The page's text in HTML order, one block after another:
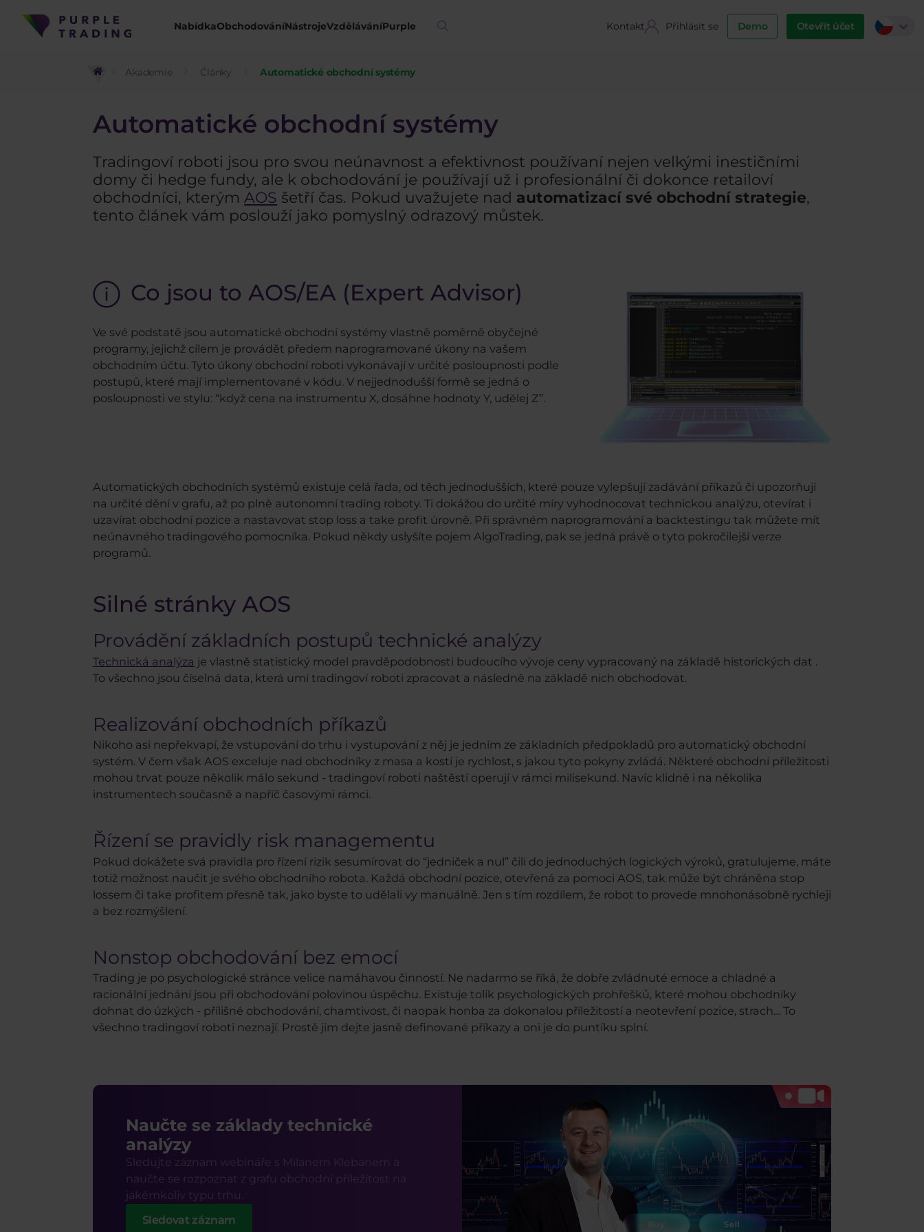
NabídkaObchodováníNástrojeVzděláváníPurple Kontakt Přihlásit se Demo Otevřít účet
Akademie Články Automatické obchodní systémy
Automatické obchodní systémy
Tradingoví roboti jsou pro svou neúnavnost a efektivnost používaní nejen velkými inestičními
domy či hedge fundy, ale k obchodování je používají už i profesionální či dokonce retailoví
obchodníci, kterým AOS šetří čas. Pokud uvažujete nad automatizací své obchodní strategie,
tento článek vám poslouží jako pomyslný odrazový můstek.
Co jsou to AOS/EA (Expert Advisor)
Ve své podstatě jsou automatické obchodní systémy vlastně poměrně obyčejné
programy, jejichž cílem je provádět předem naprogramované úkony na vašem
obchodním účtu. Tyto úkony obchodní roboti vykonávají v určité posloupnosti podle
postupů, které mají implementované v kódu. V nejjednodušší formě se jedná o
posloupnosti ve stylu: “když cena na instrumentu X, dosáhne hodnoty Y, udělej Z”.
Automatických obchodních systémů existuje celá řada, od těch jednodušších, které pouze vylepšují zadávání příkazů či upozorňují
na určité dění v grafu, až po plně autonomní trading roboty. Ti dokážou do určité míry vyhodnocovat technickou analýzu, otevírat i
uzavírat obchodní pozice a nastavovat stop loss a take profit úrovně. Při správném naprogramování a backtestingu tak můžete mít
neúnavného tradingového pomocníka. Pokud někdy uslyšíte pojem AlgoTrading, pak se jedná právě o tyto pokročilejší verze
programů.
Silné stránky AOS
Provádění základních postupů technické analýzy
Technická analýza je vlastně statistický model pravděpodobnosti budoucího vývoje ceny vypracovaný na základě historických dat .
To všechno jsou číselná data, která umí tradingoví roboti zpracovat a následně na základě nich obchodovat.
Realizování obchodních příkazů
Nikoho asi nepřekvapí, že vstupování do trhu i vystupování z něj je jedním ze základních předpokladů pro automatický obchodní
systém. V čem však AOS exceluje nad obchodníky z masa a kostí je rychlost, s jakou tyto pokyny zvládá. Některé obchodní příležitosti
mohou trvat pouze několik málo sekund - tradingoví roboti naštěstí operují v rámci milisekund. Navíc klidně i na několika
instrumentech současně a napříč časovými rámci.
Řízení se pravidly risk managementu
Pokud dokážete svá pravidla pro řízení rizik sesumírovat do “jedniček a nul” čili do jednoduchých logických výroků, gratulujeme, máte
totiž možnost naučit je svého obchodního robota. Každá obchodní pozice, otevřená za pomoci AOS, tak může být chráněna stop
lossem či take profitem přesně tak, jako byste to udělali vy manuálně. Jen s tím rozdílem, že robot to provede mnohonásobně rychleji
a bez rozmýšlení.
Nonstop obchodování bez emocí
Trading je po psychologické stránce velice namáhavou činností. Ne nadarmo se říká, že dobře zvládnuté emoce a chladné a
racionální jednání jsou při obchodování polovinou úspěchu. Existuje tolik psychologických prohřešků, které mohou obchodníky
dohnat do úzkých - přílišné obchodování, chamtivost, či naopak honba za dokonalou příležitostí a neotevření pozice, strach… To
všechno tradingoví roboti neznají. Prostě jim dejte jasně definované příkazy a oni je do puntíku splní.
Naučte se základy technické
analýzy
Sledujte záznam webináře s Milanem Klebanem a
naučte se rozpoznat z grafu obchodní příležitost na
jakémkoliv typu trhu.
Sledovat záznam